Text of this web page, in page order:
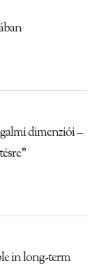
dimenziói –
in long-term